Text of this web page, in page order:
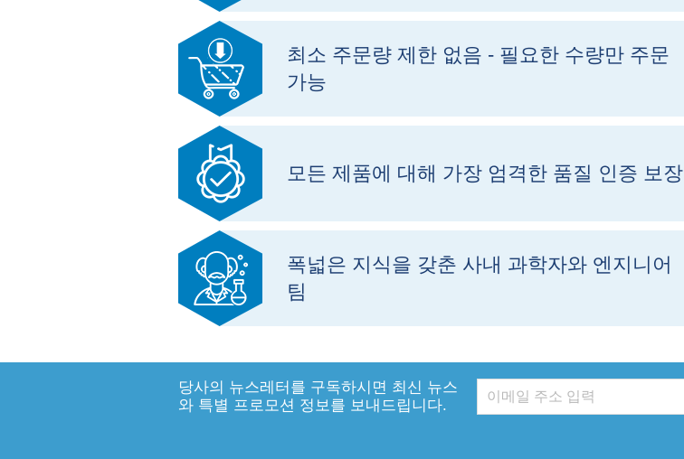
최소 주문량 제한 없음 - 필요한 수량만 주문
가능
모든 제품에 대해 가장 엄격한 품질 인증 보장
폭넓은 지식을 갖춘 사내 과학자와 엔지니어
팀
당사의 뉴스레터를 구독하시면 최신 뉴스
와 특별 프로모션 정보를 보내드립니다.